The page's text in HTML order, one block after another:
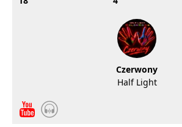
Czerwony
Half Light